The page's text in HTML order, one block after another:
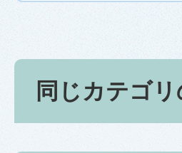
同じカテゴ